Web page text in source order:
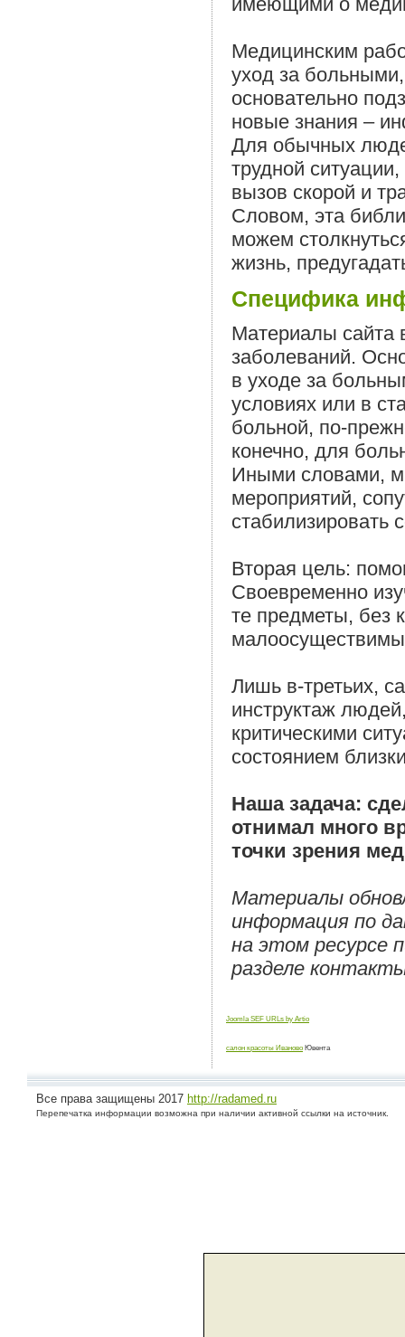
Медицинским
уход за
основательно
новые знания –
Для обычных
трудной
вызов скорой и
Словом, эта
можем
жизнь,
Специфика
Материалы сайта
заболеваний.
в уходе за
условиях или в
больной, по-
конечно, для
Иными словами,
мероприятий,
стабилизировать
Вторая цель:
Своевременно
те предметы, без
Лишь в-третьих,
инструктаж
критическими
состоянием
Наша задача:
отнимал много
точки зрения
Материалы
информация по
на этом ресурсе
разделе
Joomla SEF URLs by Artio
салон красоты Иваново Ювента
Все права защищены 2017 http://radamed.ru
Перепечатка информации возможна при наличии активной ссылки на источник.